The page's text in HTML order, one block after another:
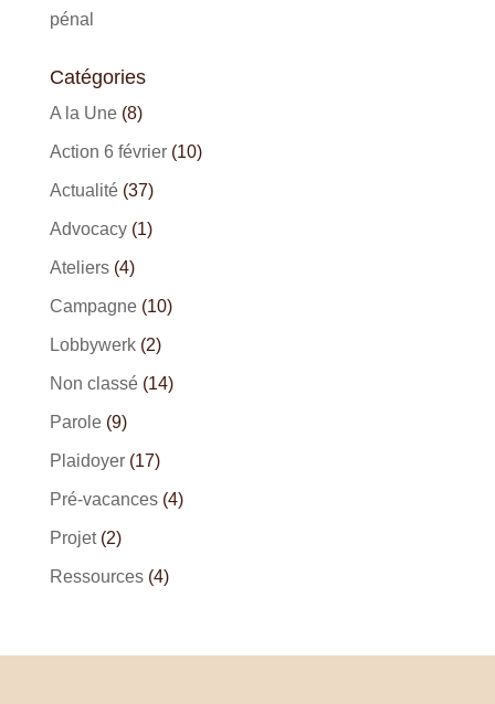
pénal
Catégories
A la Une(8)
Action 6 février(10)
Actualité(37)
Advocacy(1)
Ateliers(4)
Campagne(10)
Lobbywerk(2)
Non classé(14)
Parole(9)
Plaidoyer(17)
Pré-vacances(4)
Projet(2)
Ressources(4)